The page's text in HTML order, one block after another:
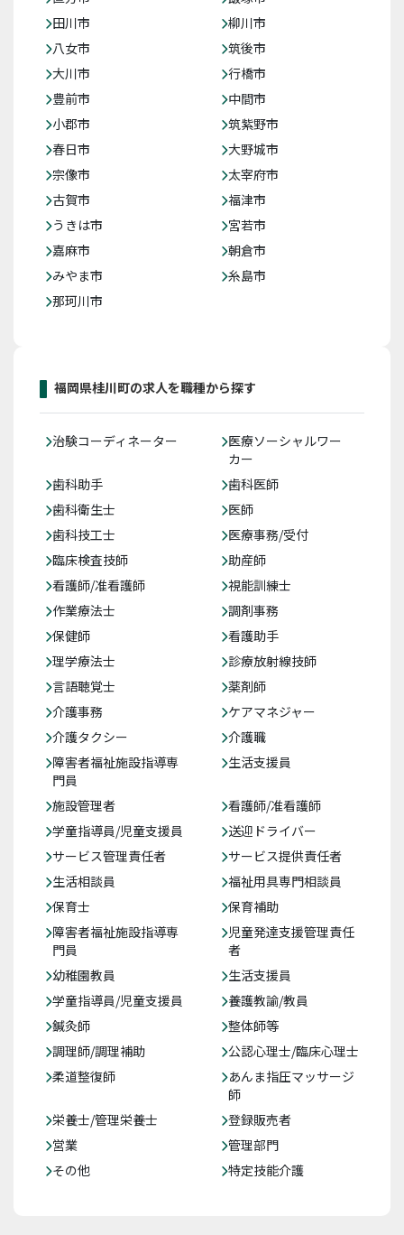
田川市
柳川市
八女市
筑後市
大川市
行橋市
豊前市
中間市
小郡市
筑紫野市
春日市
大野城市
宗像市
太宰府市
古賀市
福津市
うきは市
宮若市
嘉麻市
朝倉市
みやま市
糸島市
那珂川市
福岡県桂川町の求人を職種から探す
治験コーディネーター
医療ソーシャルワー
カー
歯科助手
歯科医師
歯科衛生士
医師
歯科技工士
医療事務/受付
臨床検査技師
助産師
看護師/准看護師
視能訓練士
作業療法士
調剤事務
保健師
看護助手
理学療法士
診療放射線技師
言語聴覚士
薬剤師
介護事務
ケアマネジャー
介護タクシー
介護職
障害者福祉施設指導専
門員
生活支援員
施設管理者
看護師/准看護師
学童指導員/児童支援員
送迎ドライバー
サービス管理責任者
サービス提供責任者
生活相談員
福祉用具専門相談員
保育士
保育補助
障害者福祉施設指導専
門員
児童発達支援管理責任
者
幼稚園教員
生活支援員
学童指導員/児童支援員
養護教諭/教員
鍼灸師
整体師等
調理師/調理補助
公認心理士/臨床心理士
柔道整復師
あんま指圧マッサージ
師
栄養士/管理栄養士
登録販売者
営業
管理部門
その他
特定技能介護